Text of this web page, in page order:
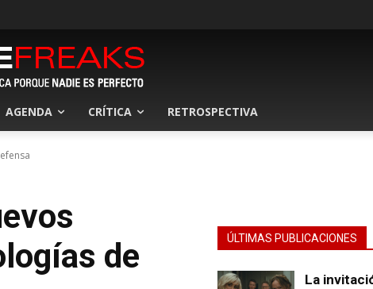
AGENDA CRÍTICA RETROSPECTIVA
de
ÚLTIMAS PUBLICACIONES
La